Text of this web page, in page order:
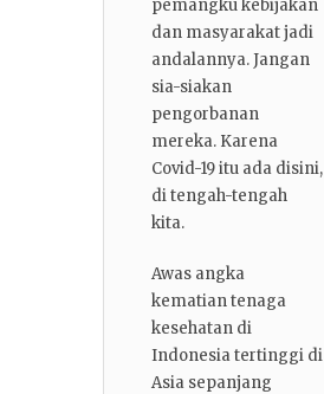
pemangku kebijakan
dan masyarakat jadi
andalannya. Jangan
sia-siakan
pengorbanan
mereka. Karena
Covid-19 itu ada disini,
di tengah-tengah
kita.
Awas angka
kematian tenaga
kesehatan di
Indonesia tertinggi di
Asia sepanjang